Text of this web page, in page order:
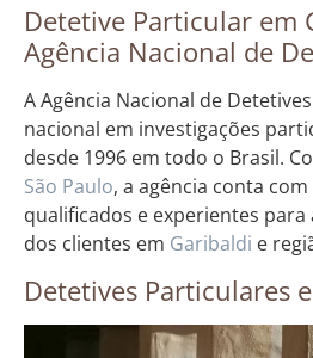
Detetive Particular em
Agência Nacional de
A Agência Nacional de
nacional em investigações
desde 1996 em todo o Brasil.
São Paulo, a agência conta
qualificados e experientes
dos clientes em Garibaldi e
Detetives Particulares